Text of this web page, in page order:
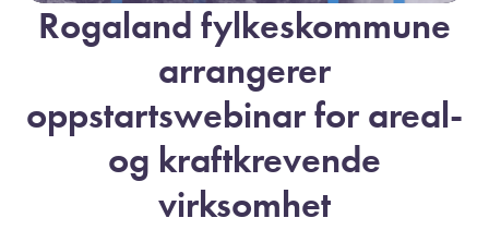
Rogaland fylkeskommune
arrangerer
oppstartswebinar for areal-
og kraftkrevende
virksomhet